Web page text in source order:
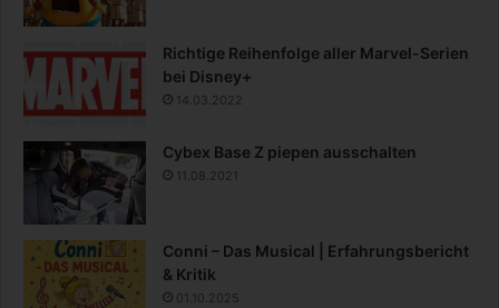
Richtige Reihenfolge aller Marvel-Serien
bei Disney+
14.03.2022
Cybex Base Z piepen ausschalten
11.08.2021
Conni – Das Musical | Erfahrungsbericht
& Kritik
01.10.2025